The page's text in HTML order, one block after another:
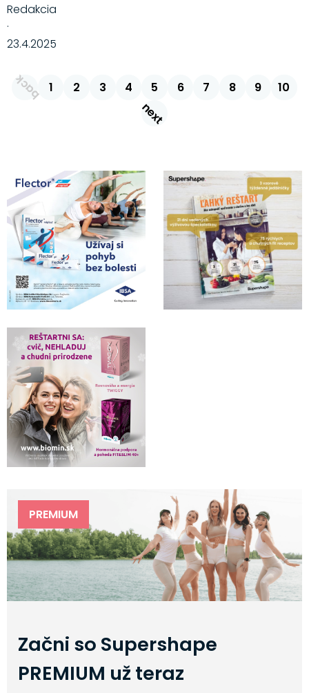
Redakcia
·
23.4.2025
back 1 2 3 4 5 6 7 8 9 10
next
PREMIUM
Začni so Supershape
PREMIUM už teraz